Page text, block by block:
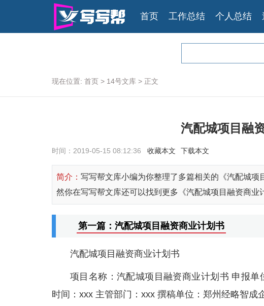
首页 工作总结 个人总结
现在位置: 首页 > 14号文库 > 正文
汽配城项目融
时间：2019-05-15 08:12:36 收藏本文 下载本文
简介： 写写帮文库小编为你整理了多篇相关的《汽配城
然你在写写帮文库还可以找到更多《汽配城项目融资商业
第一篇：汽配城项目融资商业计划书
汽配城项目融资商业计划书
项目名称：汽配城项目融资商业计划书 申报
时间：xxx 主管部门：xxx 撰稿单位：郑州经略智成